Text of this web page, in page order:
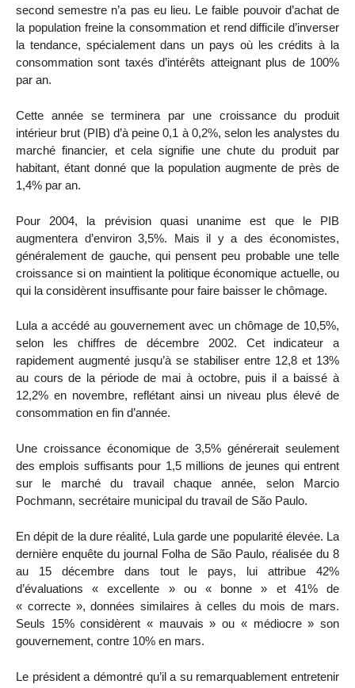
second semestre n’a pas eu lieu. Le faible pouvoir d’achat de
la population freine la consommation et rend difficile d’inverser
la tendance, spécialement dans un pays où les crédits à la
consommation sont taxés d’intérêts atteignant plus de 100%
par an.
Cette année se terminera par une croissance du produit
intérieur brut (PIB) d’à peine 0,1 à 0,2%, selon les analystes du
marché financier, et cela signifie une chute du produit par
habitant, étant donné que la population augmente de près de
1,4% par an.
Pour 2004, la prévision quasi unanime est que le PIB
augmentera d’environ 3,5%. Mais il y a des économistes,
généralement de gauche, qui pensent peu probable une telle
croissance si on maintient la politique économique actuelle, ou
qui la considèrent insuffisante pour faire baisser le chômage.
Lula a accédé au gouvernement avec un chômage de 10,5%,
selon les chiffres de décembre 2002. Cet indicateur a
rapidement augmenté jusqu’à se stabiliser entre 12,8 et 13%
au cours de la période de mai à octobre, puis il a baissé à
12,2% en novembre, reflétant ainsi un niveau plus élevé de
consommation en fin d’année.
Une croissance économique de 3,5% générerait seulement
des emplois suffisants pour 1,5 millions de jeunes qui entrent
sur le marché du travail chaque année, selon Marcio
Pochmann, secrétaire municipal du travail de São Paulo.
En dépit de la dure réalité, Lula garde une popularité élevée. La
dernière enquête du journal Folha de São Paulo, réalisée du 8
au 15 décembre dans tout le pays, lui attribue 42%
d’évaluations « excellente » ou « bonne » et 41% de
« correcte », données similaires à celles du mois de mars.
Seuls 15% considèrent « mauvais » ou « médiocre » son
gouvernement, contre 10% en mars.
Le président a démontré qu’il a su remarquablement entretenir